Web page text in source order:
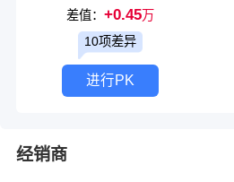
差值：+0.45万
10项差异
进行PK
经销商